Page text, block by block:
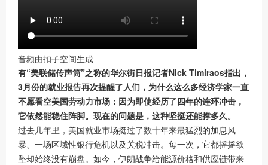
音频由扣子空间生成
有“美联储传声筒”之称的华尔街日报记者Nick Timiraos指出，
3月份的就业报告再次提醒了人们，为什么这么多经济学家一直
不愿看空美国劳动力市场：因为即使经历了四年的连环冲击，
它依然能稳住阵脚。 现在的问题是，这种坚挺还能撑多久。
过去几年里，美国就业市场挺过了数十年来最猛烈的加息风
暴、一场区域性银行危机以及关税冲击。每一次，它都摇摇欲
坠却始终没有崩盘。如今，伊朗战争给能源价格和供应链带来